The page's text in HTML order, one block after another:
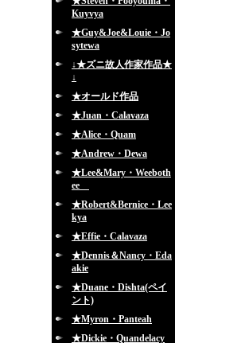
Kuyvya
★Guy&Joe&Louie・Jo
sytewa
↓★ズニ故人作家作品★
↓
★オールド作品
★Juan・Calavaza
★Alice・Quam
★Andrew・Dewa
★Lee&Mary・Weeboth
ee
★Robert&Bernice・Lee
kya
★Effie・Calavaza
★Dennis＆Nancy・Eda
akie
★Duane・Dishta(ペイ
ント)
★Myron・Panteah
★Dickie・Quandelacy